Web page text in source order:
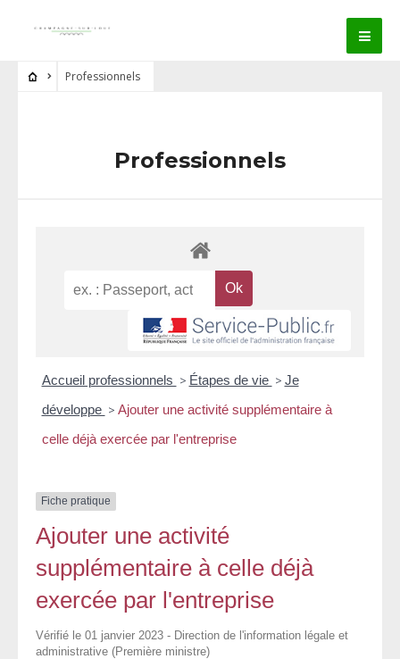
Professionnels
Professionnels
Accueil professionnels > Étapes de vie > Je
développe > Ajouter une activité supplémentaire à
celle déjà exercée par l'entreprise
Fiche pratique
Ajouter une activité
supplémentaire à celle déjà
exercée par l'entreprise
Vérifié le 01 janvier 2023 - Direction de l'information légale et
administrative (Première ministre)